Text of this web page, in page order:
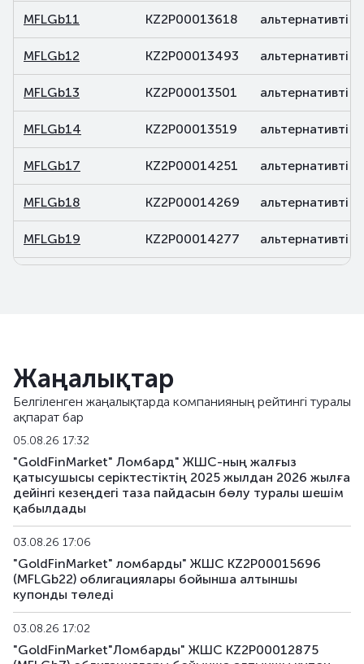
MFLGb11 KZ2P00013618 альтернативті
MFLGb12 KZ2P00013493 альтернативті
MFLGb13 KZ2P00013501 альтернативті
MFLGb14 KZ2P00013519 альтернативті
MFLGb17 KZ2P00014251 альтернативті
MFLGb18 KZ2P00014269 альтернативті
MFLGb19 KZ2P00014277 альтернативті
MFLGb23 KZ2P00015779
MFLGb24
MFLGb25 KZ2P00017056 альтернативті
MFLGb26 KZ2P00017064 альтернативті
MFLGb27 KZ2P00017072 альтернативті
MFLGb28 KZ2P00017080 альтернативті
Жаңалықтар
Белгіленген жаңалықтарда компанияның рейтингі туралы
ақпарат бар
05.08.26 17:32
"GoldFinMarket" Ломбард" ЖШС-ның жалғыз
қатысушысы серіктестіктің 2025 жылдан 2026 жылға
дейінгі кезеңдегі таза пайдасын бөлу туралы шешім
қабылдады
03.08.26 17:06
"GoldFinMarket" ломбарды" ЖШС KZ2P00015696
(MFLGb22) облигациялары бойынша алтыншы
купонды төледі
03.08.26 17:02
"GoldFinMarket"Ломбарды" ЖШС KZ2P00012875